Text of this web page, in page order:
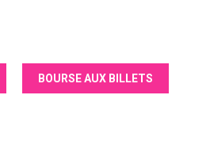
BOURSE AUX BILLETS